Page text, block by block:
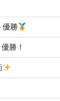
優勝
勝！